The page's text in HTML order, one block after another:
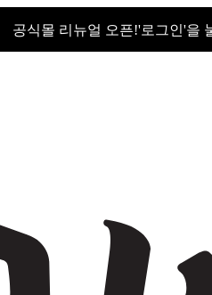
공식몰 리뉴얼 오픈!ㅤ'로그인'
공식몰 리뉴얼 오픈! '로그인'